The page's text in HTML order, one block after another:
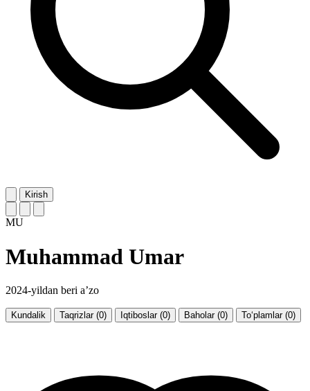
Kirish
MU
Muhammad Umar
2024-yildan beri a’zo
Kundalik Taqrizlar (0) Iqtiboslar (0) Baholar (0) To‘plamlar (0)